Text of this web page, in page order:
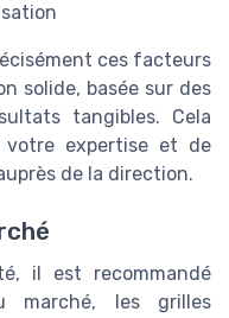
ces facteurs
solide, basée sur des
tangibles. Cela
votre expertise et de
de la direction.
il est recommandé
marché, les grilles